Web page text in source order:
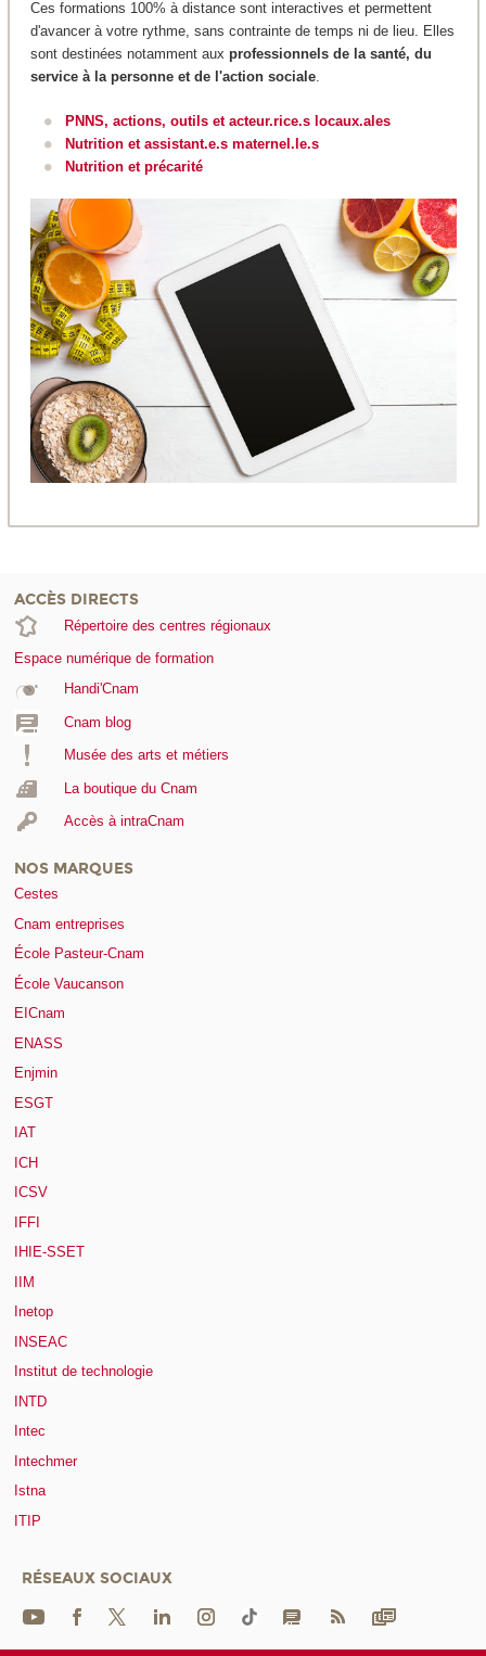
Ces formations 100% à distance sont interactives et permettent
d'avancer à votre rythme, sans contrainte de temps ni de lieu. Elles
sont destinées notamment aux professionnels de la santé, du
service à la personne et de l'action sociale.
PNNS, actions, outils et acteur.rice.s locaux.ales
Nutrition et assistant.e.s maternel.le.s
Nutrition et précarité
ACCÈS DIRECTS
Répertoire des centres régionaux
Espace numérique de formation
Handi'Cnam
Cnam blog
Musée des arts et métiers
La boutique du Cnam
Accès à intraCnam
NOS MARQUES
Cestes
Cnam entreprises
École Pasteur-Cnam
École Vaucanson
EICnam
ENASS
Enjmin
ESGT
IAT
ICH
ICSV
IFFI
IHIE-SSET
IIM
Inetop
INSEAC
Institut de technologie
INTD
Intec
Intechmer
Istna
ITIP
RÉSEAUX SOCIAUX